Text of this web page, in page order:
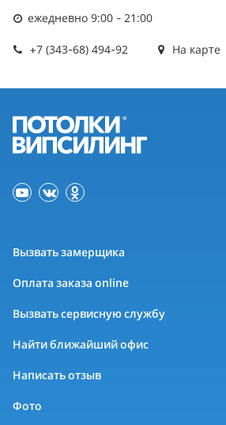
ежедневно 9:00 - 21:00
+7 (343-68) 494-92 На карте
Вызвать замерщика
Оплата заказа online
Вызвать сервисную службу
Найти ближайший офис
Написать отзыв
Фото